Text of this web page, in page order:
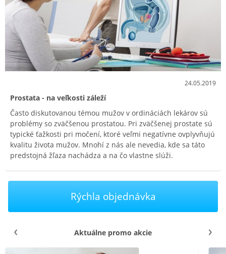
24.05.2019
Prostata - na veľkosti záleží
Často diskutovanou témou mužov v ordináciách lekárov sú
problémy so zväčšenou prostatou. Pri zväčšenej prostate sú
typické ťažkosti pri močení, ktoré veľmi negatívne ovplyvňujú
kvalitu života mužov. Mnohí z nás ale nevedia, kde sa táto
predstojná žľaza nachádza a na čo vlastne slúži.
Rýchla objednávka
Aktuálne promo akcie